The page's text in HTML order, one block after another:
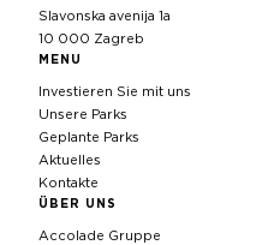
Slavonska avenija 1a
10 000 Zagreb
MENU
Investieren Sie mit uns
Unsere Parks
Geplante Parks
Aktuelles
Kontakte
ÜBER UNS
Accolade Gruppe